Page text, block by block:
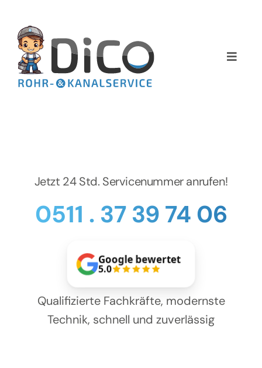
springen
Toggle
Home
Kontakt
Jetzt 24 Std. Servicenummer anrufen!
0511 . 37 39 74 06
Google bewertet
5.0
Qualifizierte Fachkräfte, modernste
Technik, schnell und zuverlässig